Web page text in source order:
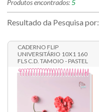
Produtos encontrados:5
Resultado da Pesquisa por:
CADERNO FLIP
UNIVERSITÁRIO 10X1 160
FLS C.D. TAMOIO - PASTEL
10